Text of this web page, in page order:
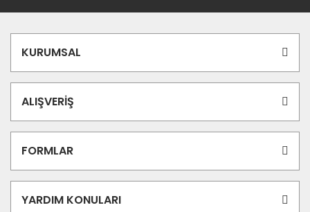
KURUMSAL
ALIŞVERİŞ
FORMLAR
YARDIM KONULARI